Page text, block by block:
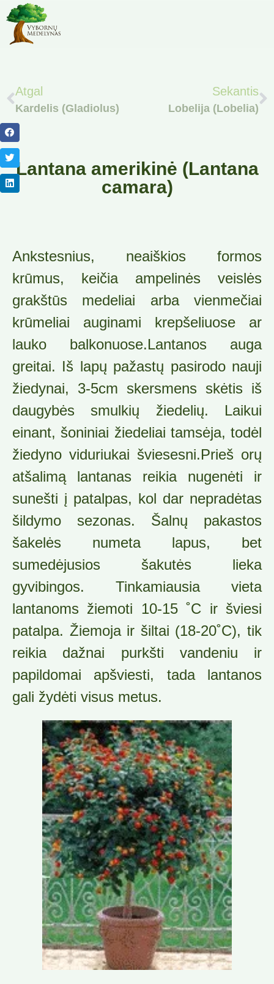
Atgal
Kardelis (Gladiolus)
Sekantis
Lobelija (Lobelia)
Lantana amerikinė (Lantana
camara)
Ankstesnius, neaiškios formos
krūmus, keičia ampelinės veislės
grakštūs medeliai arba vienmečiai
krūmeliai auginami krepšeliuose ar
lauko balkonuose.Lantanos auga
greitai. Iš lapų pažastų pasirodo nauji
žiedynai, 3-5cm skersmens skėtis iš
daugybės smulkių žiedelių. Laikui
einant, šoniniai žiedeliai tamsėja, todėl
žiedyno viduriukai šviesesni.Prieš orų
atšalimą lantanas reikia nugenėti ir
sunešti į patalpas, kol dar nepradėtas
šildymo sezonas. Šalnų pakastos
šakelės numeta lapus, bet
sumedėjusios šakutės lieka
gyvibingos. Tinkamiausia vieta
lantanoms žiemoti 10-15 ˚C ir šviesi
patalpa. Žiemoja ir šiltai (18-20˚C), tik
reikia dažnai purkšti vandeniu ir
papildomai apšviesti, tada lantanos
gali žydėti visus metus.